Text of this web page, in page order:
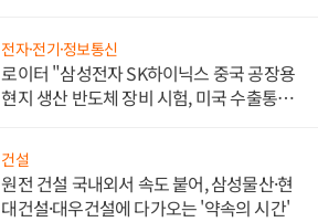
전자·전기·정보통신
로이터 "삼성전자 SK하이닉스 중국 공장용
현지 생산 반도체 장비 시험, 미국 수출통제
건설
원전 건설 국내외서 속도 붙어, 삼성물산·현
대건설·대우건설에 다가오는 '약속의 시간'